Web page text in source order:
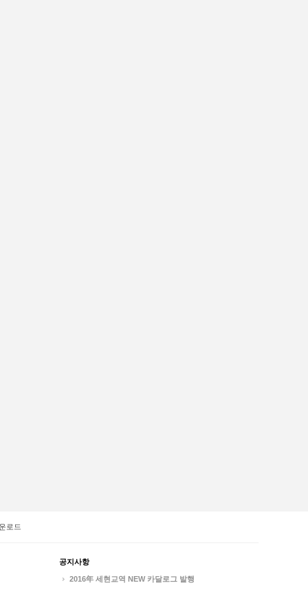
로드
공지사항
2016年 세현교역 NEW 카달로그 발행